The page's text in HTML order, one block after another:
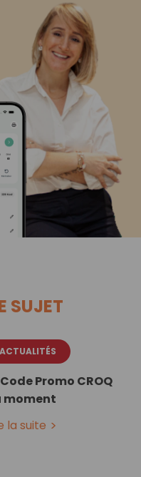
SUJET
ACTUALITÉS
Promo CROQ
moment
la suite